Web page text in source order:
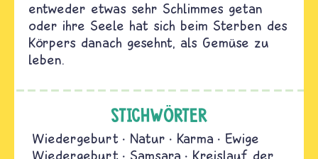
entweder etwas sehr Schlimmes getan
oder ihre Seele hat sich beim Sterben des
Körpers danach gesehnt, als Gemüse zu
leben.
STICHWÖRTER
Wiedergeburt Natur Karma
Ewige
Wiedergeburt
Samsara
Kreislauf der